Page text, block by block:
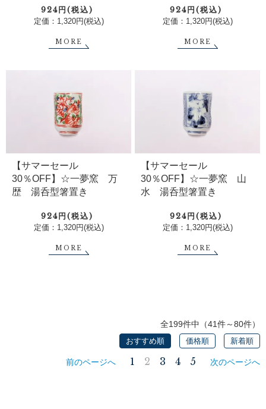
924円(税込)
定価：1,320円(税込)
MORE
924円(税込)
定価：1,320円(税込)
MORE
【サマーセール
30％OFF】☆一夢窯 万
歴 湯呑型箸置き
924円(税込)
定価：1,320円(税込)
MORE
【サマーセール
30％OFF】☆一夢窯 山
水 湯呑型箸置き
924円(税込)
定価：1,320円(税込)
MORE
全199件中（41件～80件）
おすすめ順 価格順 新着順
前のページへ 1 2 3 4 5 次のページへ